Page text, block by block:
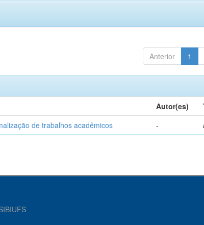
Anterior 1
Autor(es)
de trabalhos acadêmicos -